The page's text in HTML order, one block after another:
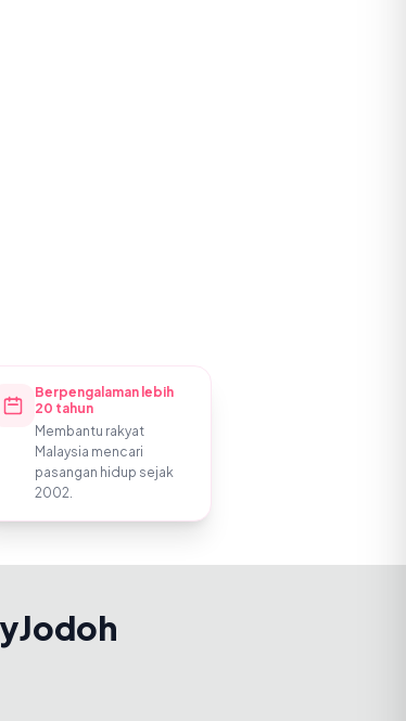
Berpengalaman lebih
20 tahun
Membantu rakyat
Malaysia mencari
pasangan hidup sejak
2002.